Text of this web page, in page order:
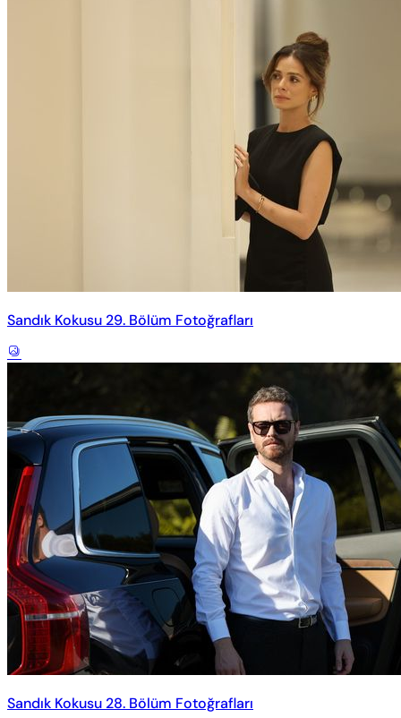
Sandık Kokusu 29. Bölüm Fotoğrafları
Sandık Kokusu 28. Bölüm Fotoğrafları